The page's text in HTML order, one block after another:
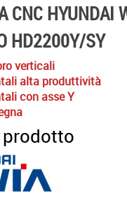
CNC HYUNDAI
HD2200Y/SY
verticali
alta produttività
con asse Y